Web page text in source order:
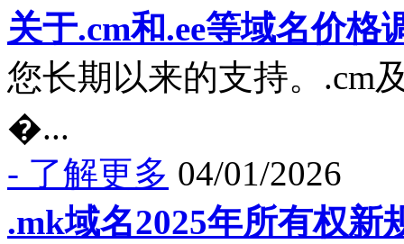
关于.cm和.ee等域名价格
您长期以来的支持。.cm
�...
- 了解更多 04/01/2026
.mk域名2025年所有权新